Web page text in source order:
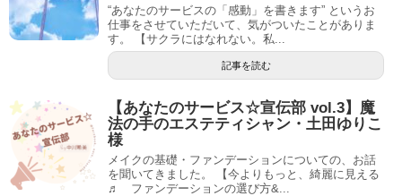
“あなたのサービスの「感動」を書きます” というお
仕事をさせていただいて、気がついたことがありま
す。 【サクラにはなれない。私...
記事を読む
【あなたのサービス☆宣伝部 vol.3】魔
法の手のエステティシャン・土田ゆりこ
様
メイクの基礎・ファンデーションについての、お話
を聞いてきました。 【今よりもっと、綺麗に見える
♬⁡ ファンデーションの選び方&...